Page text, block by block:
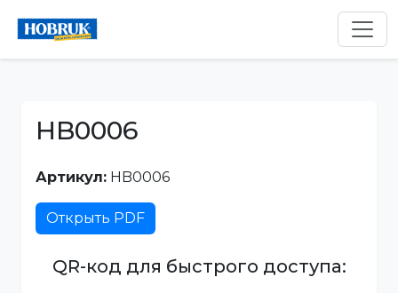
HB0006
Артикул: HB0006
Открыть PDF
QR-код для быстрого доступа: